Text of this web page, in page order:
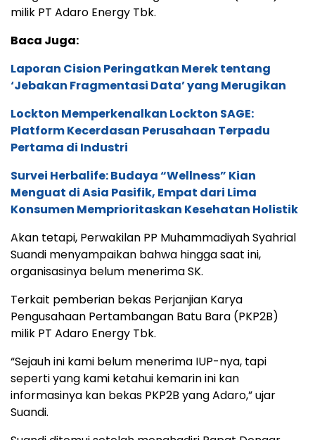
milik PT Adaro Energy Tbk.
Baca Juga:
Laporan Cision Peringatkan Merek tentang
‘Jebakan Fragmentasi Data’ yang Merugikan
Lockton Memperkenalkan Lockton SAGE:
Platform Kecerdasan Perusahaan Terpadu
Pertama di Industri
Survei Herbalife: Budaya “Wellness” Kian
Menguat di Asia Pasifik, Empat dari Lima
Konsumen Memprioritaskan Kesehatan Holistik
Akan tetapi, Perwakilan PP Muhammadiyah Syahrial
Suandi menyampaikan bahwa hingga saat ini,
organisasinya belum menerima SK.
Terkait pemberian bekas Perjanjian Karya
Pengusahaan Pertambangan Batu Bara (PKP2B)
milik PT Adaro Energy Tbk.
“Sejauh ini kami belum menerima IUP-nya, tapi
seperti yang kami ketahui kemarin ini kan
informasinya kan bekas PKP2B yang Adaro,” ujar
Suandi.